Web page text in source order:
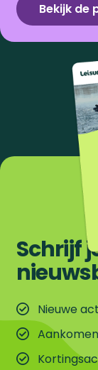
Bekijk de
Schrijf
Nieuwe